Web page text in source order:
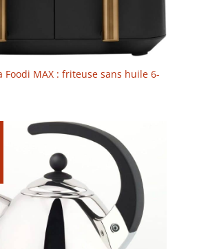
Foodi MAX : friteuse sans huile 6-